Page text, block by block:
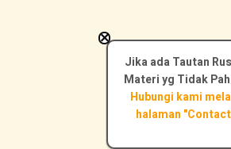
Jika ada Tautan
Materi yg Tidak
Hubungi kami
halaman
×